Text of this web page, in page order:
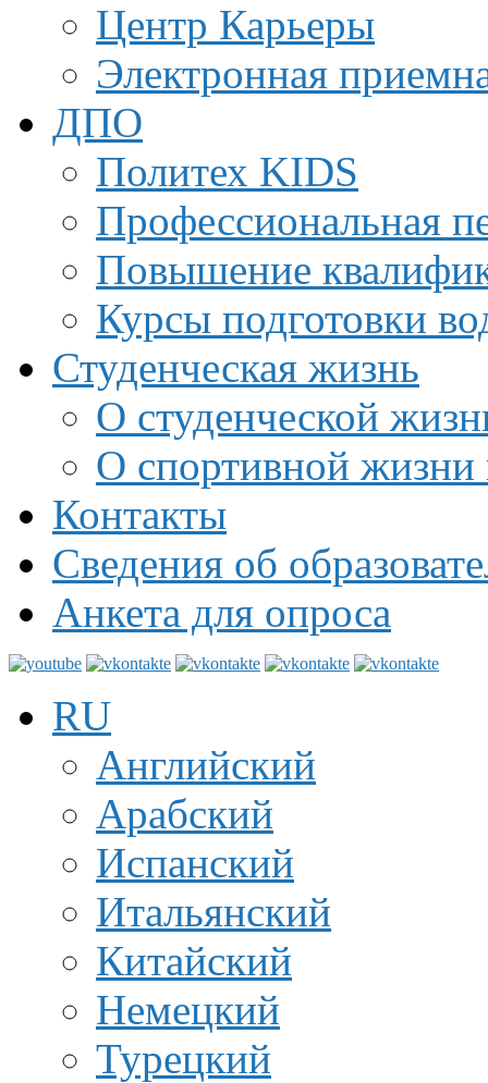
Центр Карьеры
Электронная
ДПО
Политех KIDS
Профессиональная
Повышение
Курсы подготовки
Студенческая жизнь
О студенческой
О спортивной жизни
Контакты
Сведения об
Анкета для опроса
RU
Английский
Арабский
Испанский
Итальянский
Китайский
Немецкий
Турецкий